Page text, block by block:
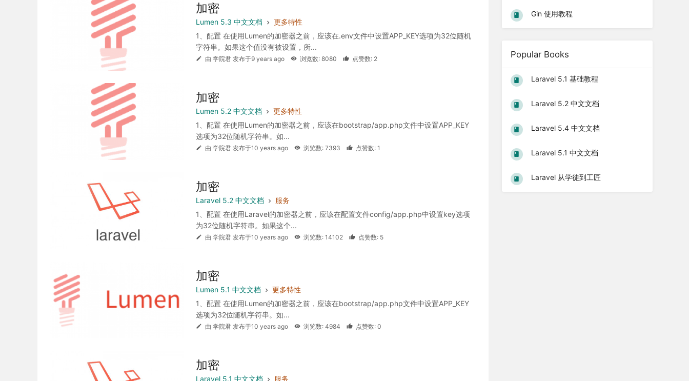
加密
Lumen 5.3 中文文档
更多特性
1、配置 在使用Lumen的加密器之前，应该在.env文件中设置APP_KEY选项为32位随机
字符串。如果这个值没有被设置，所...
由 学院君 发布于9 years ago 浏览数: 8080 点赞数: 2
加密
Lumen 5.2 中文文档
更多特性
1、配置 在使用Lumen的加密器之前，应该在bootstrap/app.php文件中设置APP_KEY
选项为32位随机字符串。如...
由 学院君 发布于10 years ago 浏览数: 7393 点赞数: 1
加密
Laravel 5.2 中文文档
服务
1、配置 在使用Laravel的加密器之前，应该在配置文件config/app.php中设置key选项
为32位随机字符串。如果这个...
由 学院君 发布于10 years ago 浏览数: 14102 点赞数: 5
加密
Lumen 5.1 中文文档
更多特性
1、配置 在使用Lumen的加密器之前，应该在bootstrap/app.php文件中设置APP_KEY
选项为32位随机字符串。如...
由 学院君 发布于10 years ago 浏览数: 4984 点赞数: 0
加密
Laravel 5.1 中文文档 服务
Gin 使用教程
Popular Books
Laravel 5.1 基础教程
Laravel 5.2 中文文档
Laravel 5.4 中文文档
Laravel 5.1 中文文档
Laravel 从学徒到工匠